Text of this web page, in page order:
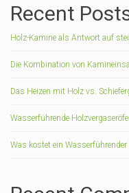
Recent
Holz-Kamine als Antwort auf
Die Kombination von
Das Heizen mit Holz vs.
Wasserführende
Was kostet ein Wasserführender